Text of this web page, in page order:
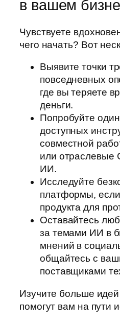
в вашем
Чувствуете
чего начать? Вот
Выявите точки
повседневных
где вы теряете
деньги.
Попробуйте
доступных
совместной
или отраслевые
ИИ.
Исследуйте
платформы, если
продукта для
Оставайтесь
за темами ИИ в
мнений в
общайтесь с
поставщиками
Изучите больше
помогут вам на пути